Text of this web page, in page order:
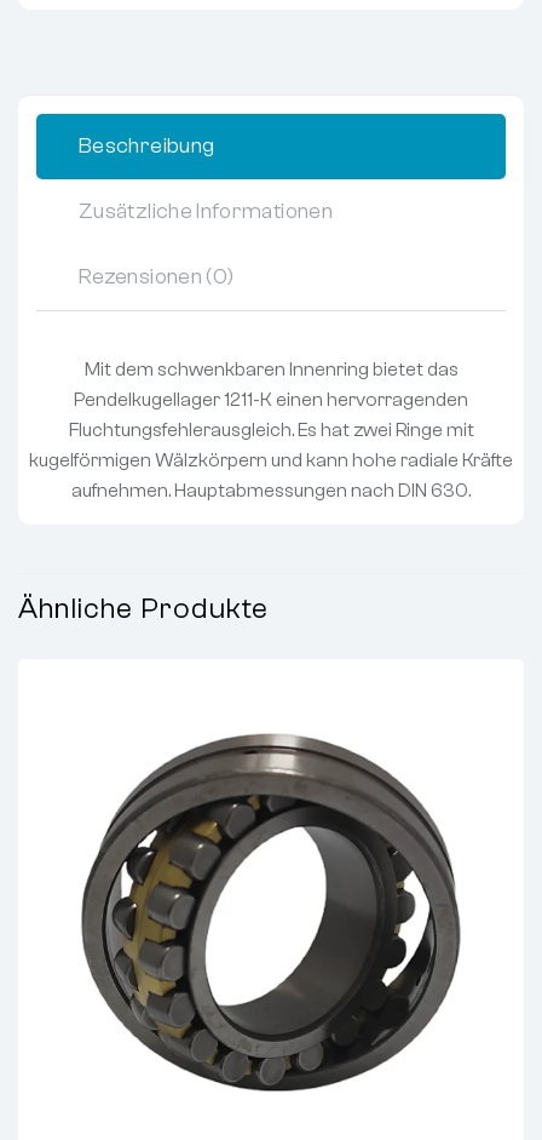
Beschreibung
Zusätzliche Informationen
Rezensionen (0)
Mit dem schwenkbaren Innenring bietet das
Pendelkugellager 1211-K einen hervorragenden
Fluchtungsfehlerausgleich. Es hat zwei Ringe mit
kugelförmigen Wälzkörpern und kann hohe radiale Kräfte
aufnehmen. Hauptabmessungen nach DIN 630.
Ähnliche Produkte